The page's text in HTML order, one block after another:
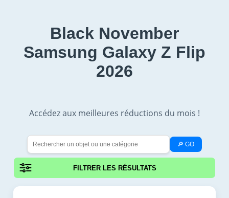
Black November
Samsung Galaxy Z Flip
2026
Accédez aux meilleures réductions du mois !
🔎 GO
FILTRER LES RÉSULTATS